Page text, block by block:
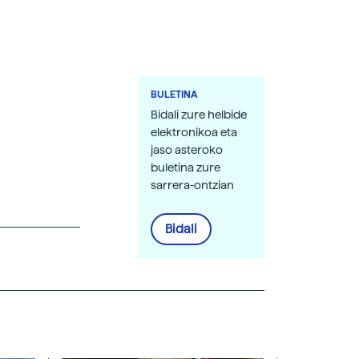
BULETINA
Bidali zure helbide
elektronikoa eta
jaso asteroko
buletina zure
sarrera-ontzian
Bidali